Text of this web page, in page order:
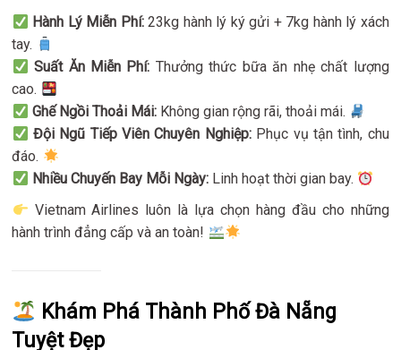
Hành Lý Miễn Phí:23kg hành lý ký gửi + 7kg hành lý xách
tay.
Suất Ăn Miễn Phí: Thưởng thức bữa ăn nhẹ chất lượng
cao.
Ghế Ngồi Thoải Mái:Không gian rộng rãi, thoải mái.
Đội Ngũ Tiếp Viên Chuyên Nghiệp:Phục vụ tận tình, chu
đáo.
Nhiều Chuyến Bay Mỗi Ngày:Linh hoạt thời gian bay.
Vietnam Airlines luôn là lựa chọn hàng đầu cho những
hành trình đẳng cấp và an toàn!
Khám Phá Thành Phố Đà Nẵng
Tuyệt Đẹp